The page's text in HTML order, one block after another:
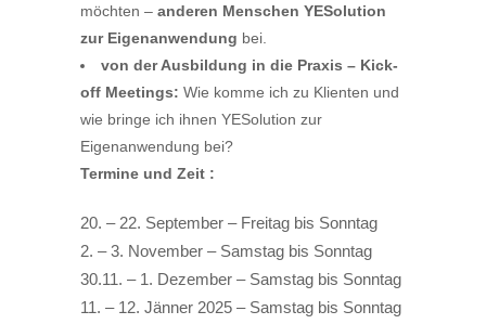
möchten – anderen Menschen YESolution
zur Eigenanwendung bei.
von der Ausbildung in die Praxis – Kick-
off Meetings: Wie komme ich zu Klienten und
wie bringe ich ihnen YESolution zur
Eigenanwendung bei?
Termine und Zeit :
20. – 22. September – Freitag bis Sonntag
2. – 3. November – Samstag bis Sonntag
30.11. – 1. Dezember – Samstag bis Sonntag
11. – 12. Jänner 2025 – Samstag bis Sonntag